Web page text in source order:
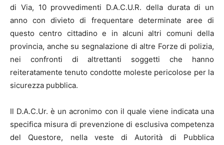
di Via, 10 provvedimenti D.A.C.U.R. della durata di un
anno con divieto di frequentare determinate aree di
questo centro cittadino e in alcuni altri comuni della
provincia, anche su segnalazione di altre Forze di polizia,
nei confronti di altrettanti soggetti che hanno
reiteratamente tenuto condotte moleste pericolose per la
sicurezza pubblica.
Il D.A.C.Ur. è un acronimo con il quale viene indicata una
specifica misura di prevenzione di esclusiva competenza
del Questore, nella veste di Autorità di Pubblica